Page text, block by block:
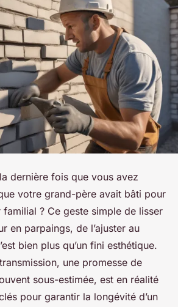
dernière fois que vous avez
votre grand-père avait bâti pour
? Ce geste simple de lisser
en parpaings, de l’ajuster au
bien plus qu’un fini esthétique.
une promesse de
sous-estimée, est en réalité
pour garantir la longévité d’un